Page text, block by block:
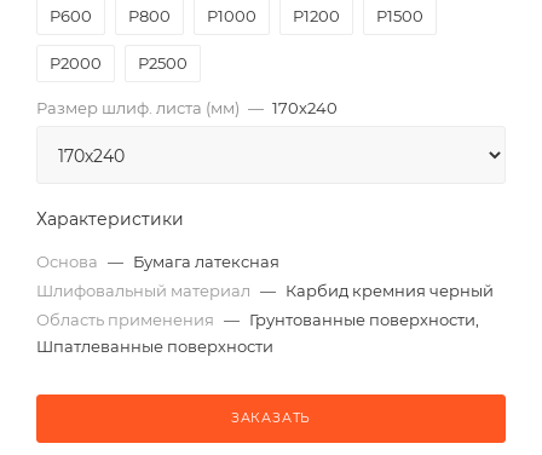
P600 P800 P1000 P1200 P1500
P2000 Р2500
Размер шлиф. листа (мм) — 170х240
Характеристики
Основа — Бумага латексная
Шлифовальный материал — Карбид кремния черный
Область применения — Грунтованные поверхности,
Шпатлеванные поверхности
ЗАКАЗАТЬ